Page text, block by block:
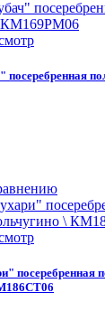
посеребренная